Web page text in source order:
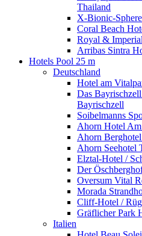
Thailand
X-Bionic-
Coral Beach
Royal &
Arribas Sintra
Hotels Pool 25 m
Deutschland
Hotel am
Das
Bayrischzell
Soibelmanns
Ahorn Hotel
Ahorn
Ahorn Seehotel
Elztal-Hotel /
Der
Oversum Vital
Morada
Cliff-Hotel /
Gräflicher Park
Italien